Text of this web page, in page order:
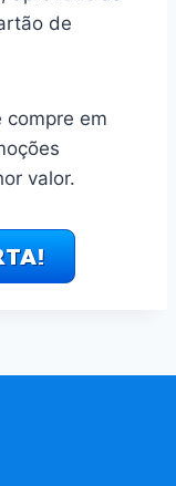
de
compre em
valor.